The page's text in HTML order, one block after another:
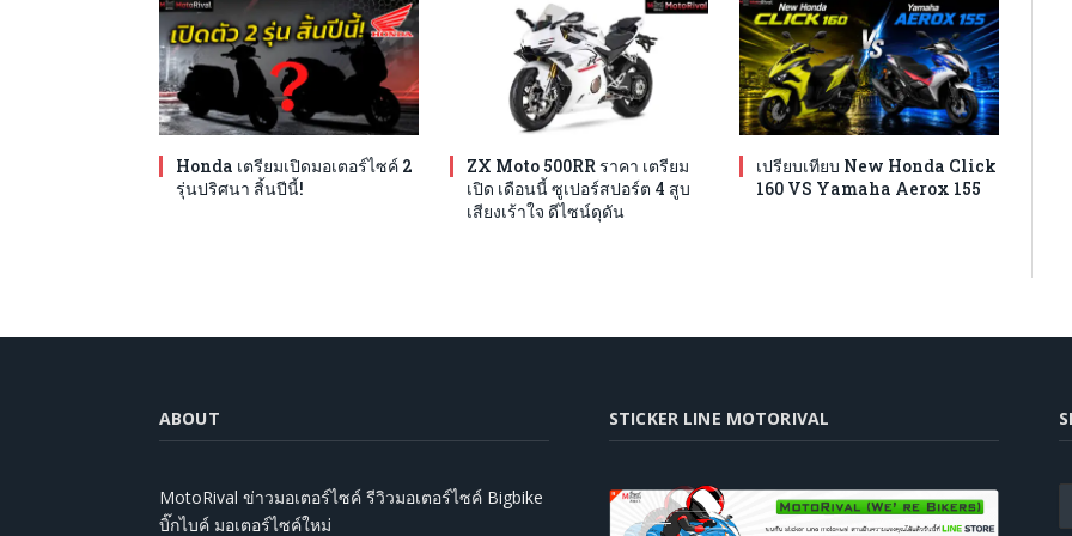
Honda เตรียมเปิดมอเตอร์ไซค์ 2
รุ่นปริศนา สิ้นปีนี้!
ZX Moto 500RR ราคา เตรียม
เปิด เดือนนี้ ซูเปอร์สปอร์ต 4 สูบ
เสียงเร้าใจ ดีไซน์ดุดัน
เปรียบเทียบ New Honda Click
160 VS Yamaha Aerox 155
ABOUT
MotoRival ข่าวมอเตอร์ไซค์ รีวิวมอเตอร์ไซค์ Bigbike
บิ๊กไบค์ มอเตอร์ไซค์ใหม่
STICKER LINE MOTORIVAL